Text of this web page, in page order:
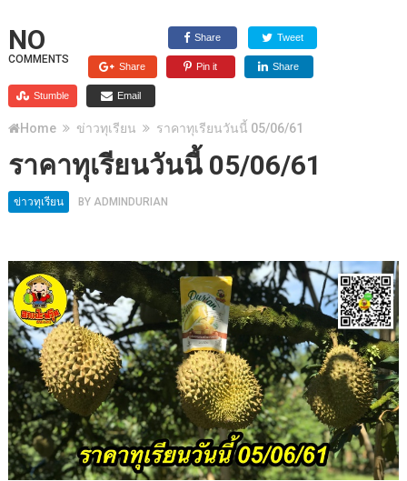
NO
COMMENTS
Share Tweet
Share Pin it Share
Stumble Email
Home ข่าวทุเรียน ราคาทุเรียนวันนี้ 05/06/61
ราคาทุเรียนวันนี้ 05/06/61
ข่าวทุเรียน BY ADMINDURIAN